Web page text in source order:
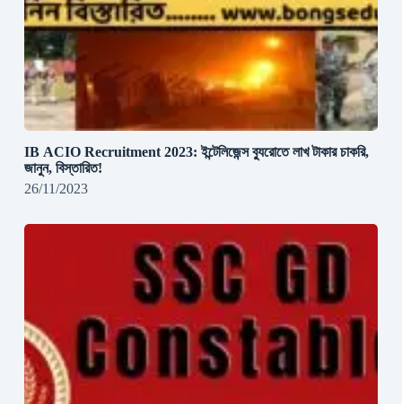
IB ACIO Recruitment 2023: ইন্টেলিজেন্স ব্যুরোতে লাখ টাকার চাকরি,
জানুন, বিস্তারিত!
26/11/2023